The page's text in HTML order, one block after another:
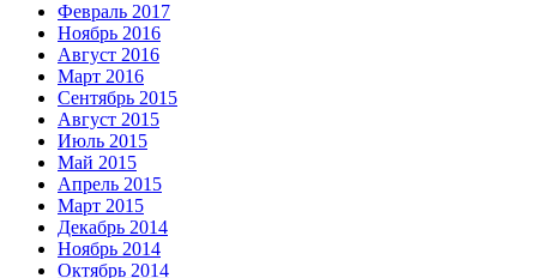
Февраль 2017
Ноябрь 2016
Август 2016
Март 2016
Сентябрь 2015
Август 2015
Июль 2015
Май 2015
Апрель 2015
Март 2015
Декабрь 2014
Ноябрь 2014
Октябрь 2014